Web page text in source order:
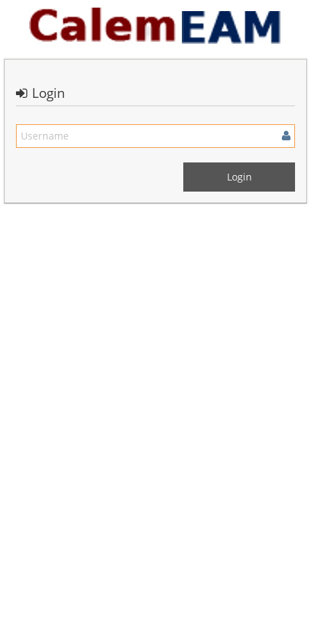
Login